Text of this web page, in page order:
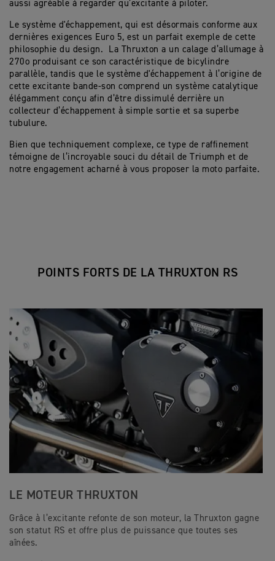
aussi agréable à regarder qu’excitante à piloter.
Le système d'échappement, qui est désormais conforme aux
dernières exigences Euro 5, est un parfait exemple de cette
philosophie du design. La Thruxton a un calage d’allumage à
270o produisant ce son caractéristique de bicylindre
parallèle, tandis que le système d'échappement à l’origine de
cette excitante bande-son comprend un système catalytique
élégamment conçu afin d’être dissimulé derrière un
collecteur d’échappement à simple sortie et sa superbe
tubulure.
Bien que techniquement complexe, ce type de raffinement
témoigne de l’incroyable souci du détail de Triumph et de
notre engagement acharné à vous proposer la moto parfaite.
POINTS FORTS DE LA THRUXTON RS
LE MOTEUR THRUXTON
Grâce à l’excitante refonte de son moteur, la Thruxton gagne
son statut RS et offre plus de puissance que toutes ses
aînées.